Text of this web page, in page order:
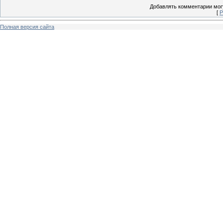
Добавлять комментарии
[
Полная версия сайта